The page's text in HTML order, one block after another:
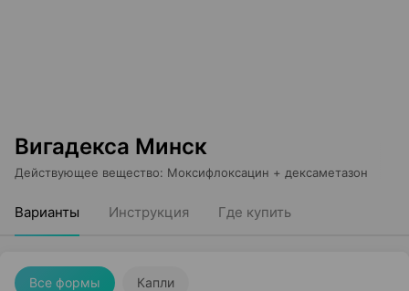
Вигадекса Минск
Действующее вещество: Моксифлоксацин + дексаметазон
Варианты Инструкция Где купить
Все формы Капли